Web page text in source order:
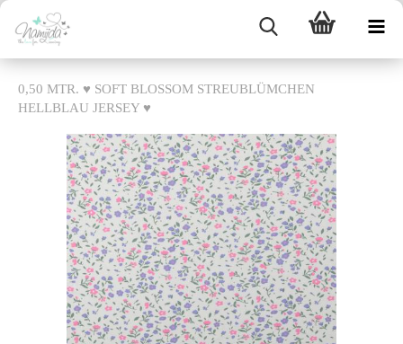
0,50 MTR. ♥ SOFT BLOSSOM STREUBLÜMCHEN
HELLBLAU JERSEY ♥